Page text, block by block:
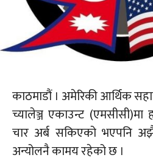
काठमाडौं । अमेरिकी आर्थिक
च्यालेञ्ज एकाउन्ट
चार अर्ब सकिएको भएपनि
अन्योलनै कामय रहेको छ ।